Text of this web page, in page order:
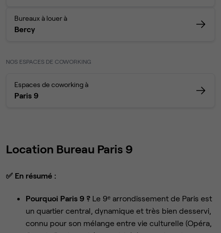
Bureaux à louer à
Bercy
NOS ESPACES DE COWORKING
Espaces de coworking à
Paris 9
Location Bureau Paris 9
✅ En résumé :
Pourquoi Paris 9 ? Le 9ᵉ arrondissement de Paris est
un quartier central, dynamique et très bien desservi,
connu pour son mélange entre vie culturelle (Opéra,